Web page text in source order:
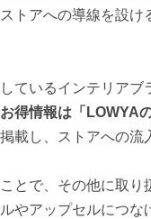
トアへの導線を設け
ているインテリアブ
得情報は「LOWYA
載し、ストアへの流
とで、その他に取
やアップセルにつ